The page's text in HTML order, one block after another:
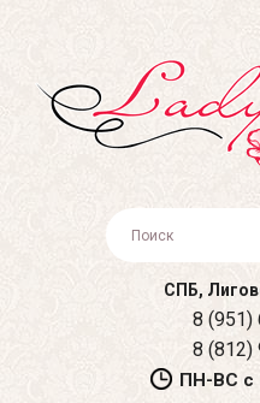
СПБ,
8 (951)
8 (812)
ПН-ВС с